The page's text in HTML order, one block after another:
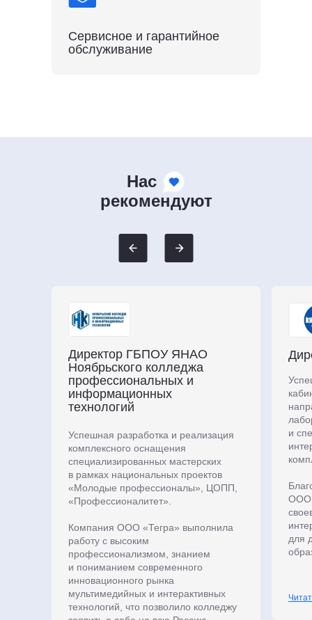
Сервисное и гарантийное
обслуживание
Нас
рекомендуют
и
ООО
для
Директор ГБПОУ ЯНАО
Ноябрьского колледжа
профессиональных и
информационных
технологий
Успешная разработка и реализация
комплексного оснащения
специализированных мастерских
в рамках национальных проектов
«Молодые профессионалы», ЦОПП,
«Профессионалитет».
Компания ООО «Тегра» выполнила
работу с высоким
профессионализмом, знанием
и пониманием современного
инновационного рынка
мультимедийных и интерактивных
технологий, что позволило колледжу